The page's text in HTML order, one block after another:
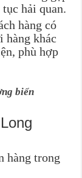
hải quan.
hàng có
hàng khác
phù hợp
biển
hàng trong